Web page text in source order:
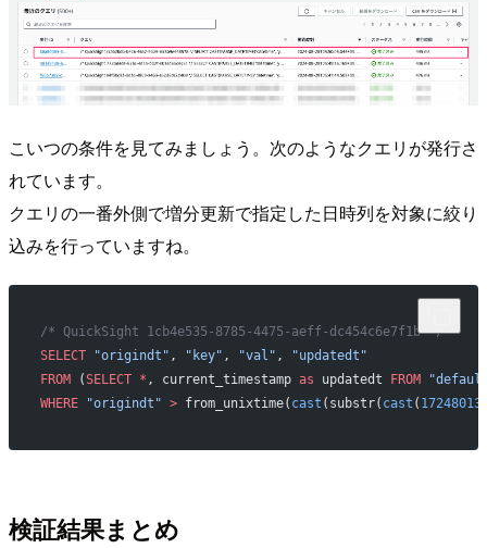
こいつの条件を見てみましょう。次のようなクエリが発行さ
れています。
クエリの一番外側で増分更新で指定した日時列を対象に絞り
込みを行っていますね。
/* QuickSight 1cb4e535-8785-4475-aeff-dc454c6e7f1b */
SELECT "origindt" , "key" , "val" ,
"updatedt"
FROM (SELECT * , current_timestamp as updatedt FROM
WHERE "origindt" > from_unixtime( cast (substr( cast (
検証結果まとめ